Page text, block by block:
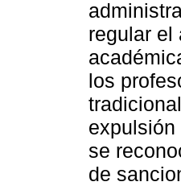
regular el
los
se
de